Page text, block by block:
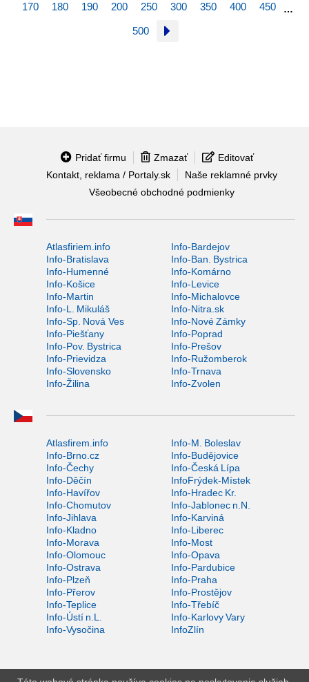
170
180 190 200 250 300 350 400 450 …
500
Pridať firmu Zmazať
Editovať
Kontakt, reklama / Portaly.sk
Naše reklamné prvky
Všeobecné obchodné podmienky
Atlasfiriem.info
Info-Bardejov
Info-Bratislava
Info-Ban. Bystrica
Info-Humenné
Info-Komárno
Info-Košice
Info-Levice
Info-Martin
Info-Michalovce
Info-L. Mikuláš
Info-Nitra.sk
Info-Sp. Nová Ves
Info-Nové Zámky
Info-Piešťany
Info-Poprad
Info-Pov. Bystrica
Info-Prešov
Info-Prievidza
Info-Ružomberok
Info-Slovensko
Info-Trnava
Info-Žilina
Info-Zvolen
Atlasfirem.info
Info-M. Boleslav
Info-Brno.cz
Info-Budějovice
Info-Čechy
Info-Česká Lípa
Info-Děčín
InfoFrýdek-Místek
Info-Havířov
Info-Hradec Kr.
Info-Chomutov
Info-Jablonec n.N.
Info-Jihlava
Info-Karviná
Info-Kladno
Info-Liberec
Info-Morava
Info-Most
Info-Olomouc
Info-Opava
Info-Ostrava
Info-Pardubice
Info-Plzeň
Info-Praha
Info-Přerov
Info-Prostějov
Info-Teplice
Info-Třebíč
Info-Ústí n.L.
Info-Karlovy Vary
Info-Vysočina
InfoZlín